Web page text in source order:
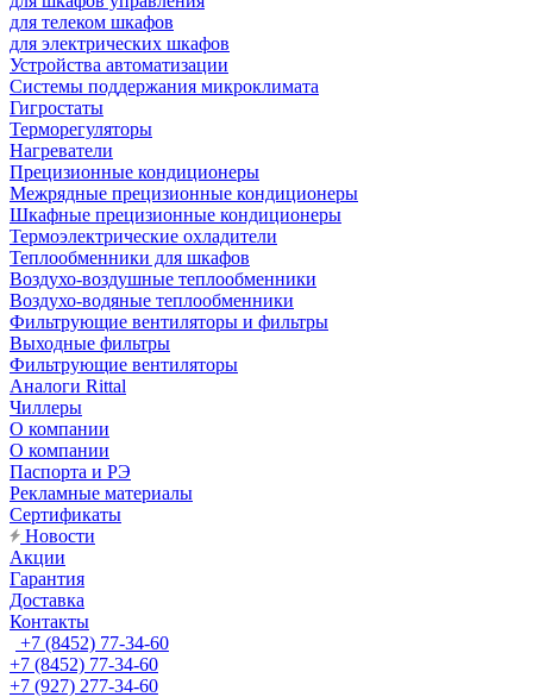
для телеком шкафов
для электрических шкафов
Устройства автоматизации
Системы поддержания микроклимата
Гигростаты
Терморегуляторы
Нагреватели
Прецизионные кондиционеры
Mежрядные прецизионные кондиционеры
Шкафные прецизионные кондиционеры
Термоэлектрические охладители
Теплообменники для шкафов
Воздухо-воздушные теплообменники
Воздухо-водяные теплообменники
Фильтрующие вентиляторы и фильтры
Выходные фильтры
Фильтрующие вентиляторы
Аналоги Rittal
Чиллеры
О компании
О компании
Паспорта и РЭ
Рекламные материалы
Сертификаты
Новости
Акции
Гарантия
Доставка
Контакты
+7 (8452) 77-34-60
+7 (8452) 77-34-60
+7 (927) 277-34-60